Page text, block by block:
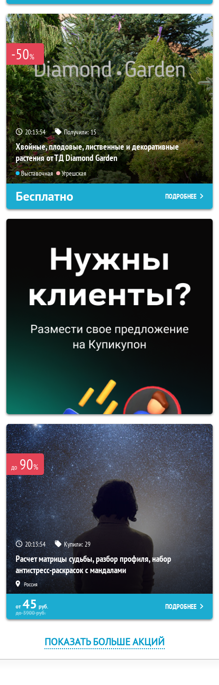
-50%
20:13:53 Получили:15
Хвойные, плодовые, лиственные и декоративные
растения от ТД Diamond Garden
Выставочная Угрешская
Бесплатно ПОДРОБНЕЕ
до 90%
20:13:53 Купили:29
Расчет матрицы судьбы, разбор профиля, набор
антистресс-раскрасок с мандалами
Россия
от 45 руб.
до3900руб.
ПОДРОБНЕЕ
ПОКАЗАТЬ БОЛЬШЕ АКЦИЙ